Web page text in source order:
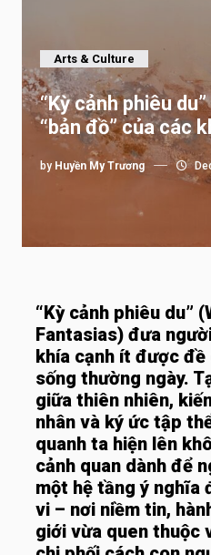
Arts & Culture
“Kỳ cảnh phiêu
“bản đồ” của các
by Huyền My Trương
“Kỳ cảnh phiêu du”
Fantasias) đưa
khía cạnh ít được
sống thường ngày.
giữa thiên nhiên,
nhân và ký ức tập
quanh ta hiện lên
cảnh quan dành để
một hệ tầng ý nghĩa
vi – nơi niềm tin,
giới vừa quen thuộc